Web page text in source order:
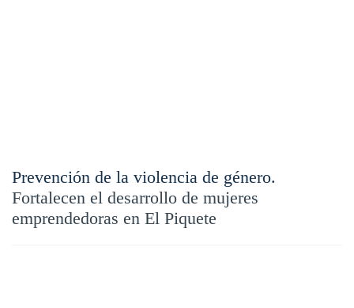
Prevención de la violencia de género.
Fortalecen el desarrollo de mujeres
emprendedoras en El Piquete